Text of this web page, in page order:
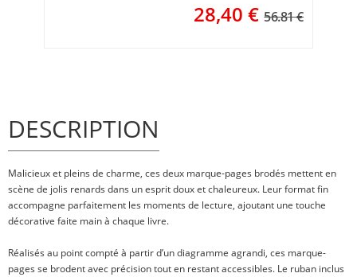
28,40 € 56.81 €
DESCRIPTION
Malicieux et pleins de charme, ces deux marque-pages brodés mettent en
scène de jolis renards dans un esprit doux et chaleureux. Leur format fin
accompagne parfaitement les moments de lecture, ajoutant une touche
décorative faite main à chaque livre.
Réalisés au point compté à partir d’un diagramme agrandi, ces marque-
pages se brodent avec précision tout en restant accessibles. Le ruban inclus